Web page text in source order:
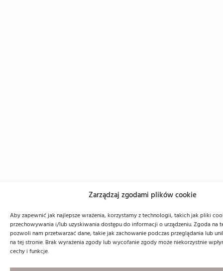
Zarządzaj zgodami plików cookie
Aby zapewnić jak najlepsze wrażenia, korzystamy z technologii, takich jak pliki
przechowywania i/lub uzyskiwania dostępu do informacji o urządzeniu. Zgoda na
pozwoli nam przetwarzać dane, takie jak zachowanie podczas przeglądania lub
na tej stronie. Brak wyrażenia zgody lub wycofanie zgody może niekorzystnie
cechy i funkcje.